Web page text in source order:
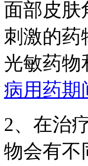
面部皮肤
刺激的药
光敏药物
病用药期
2、在治
物会有不